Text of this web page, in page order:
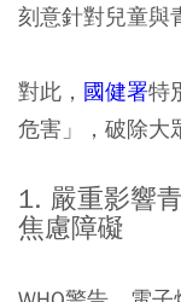
刻意針對兒童與
對此， 國健署特
危害」，破除大
1. 嚴重影響
焦慮障礙